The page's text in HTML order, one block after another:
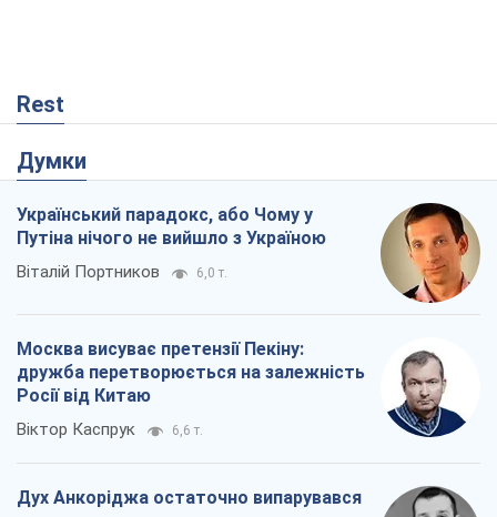
Rest
Думки
Український парадокс, або Чому у
Путіна нічого не вийшло з Україною
Віталій Портников 6,0 т.
Москва висуває претензії Пекіну:
дружба перетворюється на залежність
Росії від Китаю
Віктор Каспрук 6,6 т.
Дух Анкоріджа остаточно випарувався